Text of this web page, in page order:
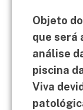
Objeto
que será
análise
piscina
Viva